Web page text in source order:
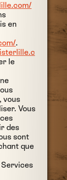
en
.
le
vous
Vous
des
sont
que
Services